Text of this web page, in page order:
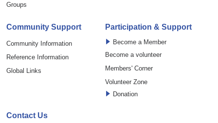
Groups
Community Support
Community Information
Reference Information
Global Links
Participation & Support
Become a Member
Become a volunteer
Members' Corner
Volunteer Zone
Donation
Contact Us